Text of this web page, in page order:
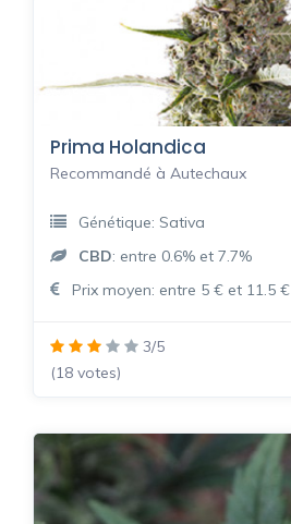
Prima Holandica
Recommandé à Autechaux
Génétique: Sativa
CBD: entre 0.6% et 7.7%
Prix moyen: entre 5 € et 11.5 €
3/5
(18 votes)